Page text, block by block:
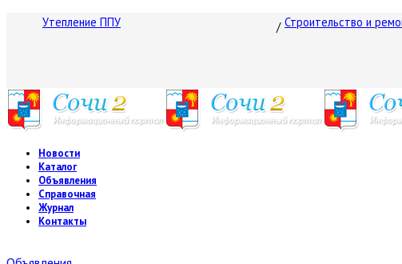
Утепление ППУ Строительство и
Новости
Каталог
Объявления
Справочная
Журнал
Контакты